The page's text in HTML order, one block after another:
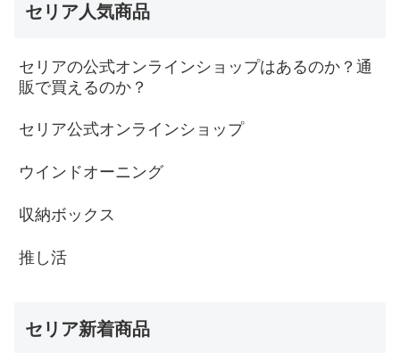
セリア人気商品
セリアの公式オンラインショップはあるのか？通
販で買えるのか？
セリア公式オンラインショップ
ウインドオーニング
収納ボックス
推し活
セリア新着商品